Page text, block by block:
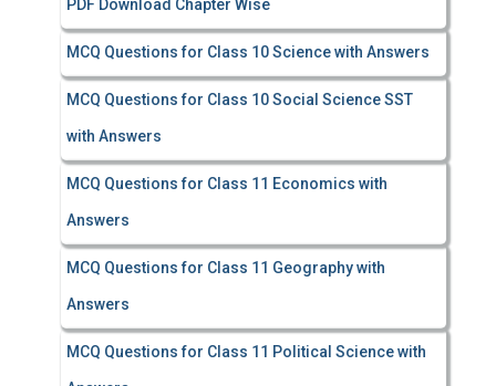
PDF Download Chapter Wise
MCQ Questions for Class 10 Science with Answers
MCQ Questions for Class 10 Social Science SST
with Answers
MCQ Questions for Class 11 Economics with
Answers
MCQ Questions for Class 11 Geography with
Answers
MCQ Questions for Class 11 Political Science with